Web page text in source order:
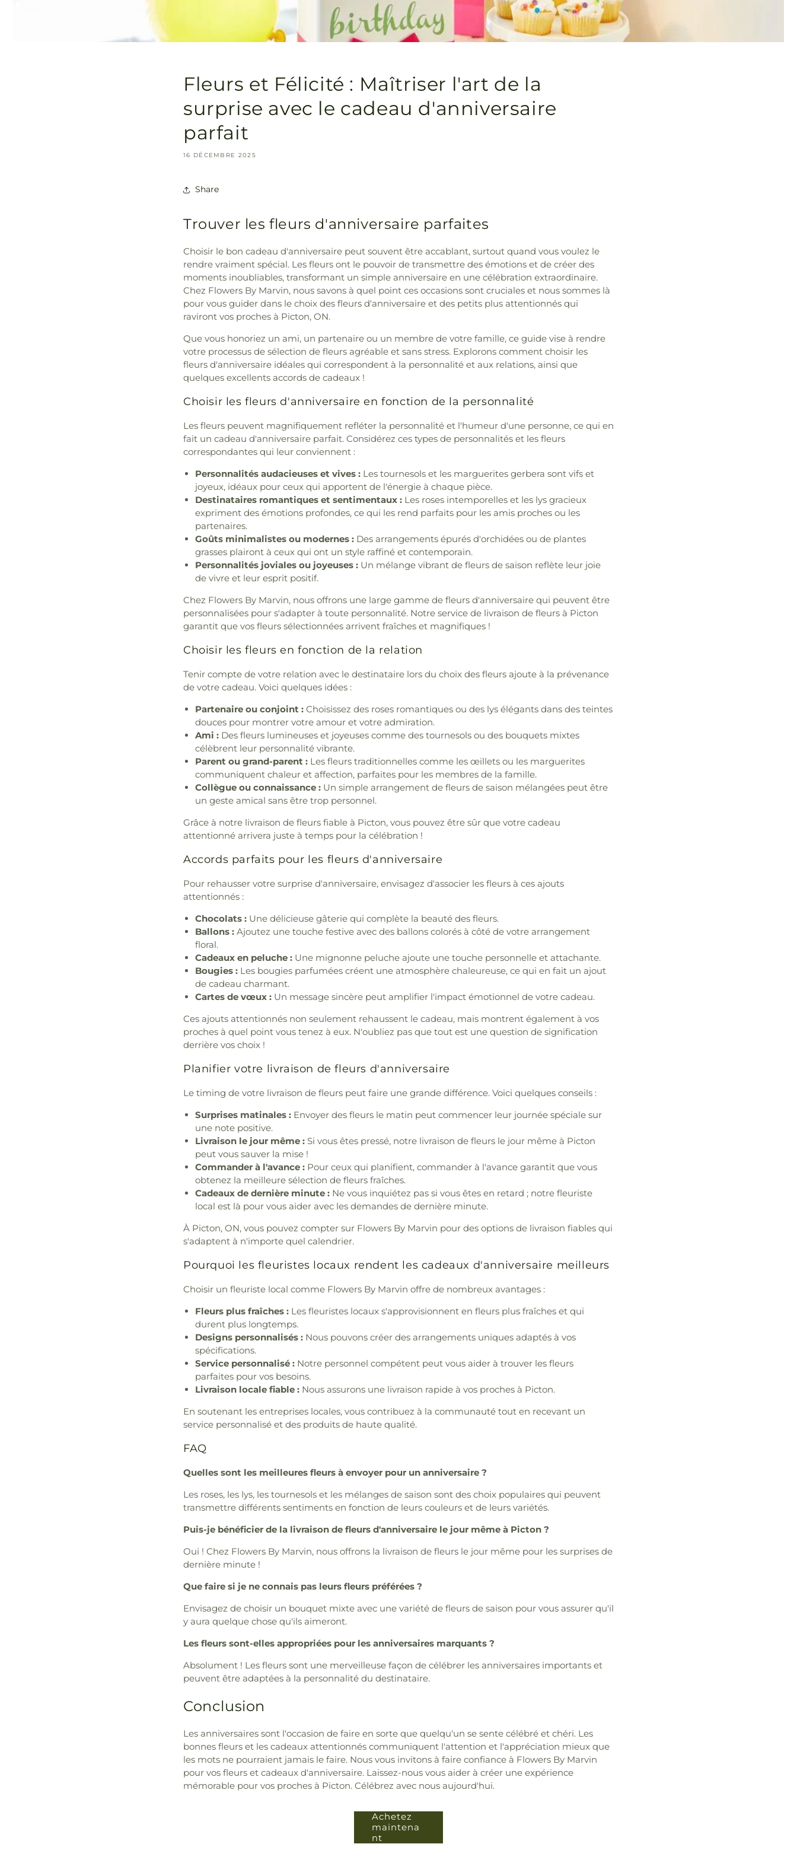
Fleurs et Félicité : Maîtriser l'art de la
surprise avec le cadeau d'anniversaire
parfait
16 DÉCEMBRE 2025
Share
Trouver les fleurs d'anniversaire parfaites
Choisir le bon cadeau d'anniversaire peut souvent être accablant, surtout quand vous voulez le
rendre vraiment spécial. Les fleurs ont le pouvoir de transmettre des émotions et de créer des
moments inoubliables, transformant un simple anniversaire en une célébration extraordinaire.
Chez Flowers By Marvin, nous savons à quel point ces occasions sont cruciales et nous sommes là
pour vous guider dans le choix des fleurs d'anniversaire et des petits plus attentionnés qui
raviront vos proches à Picton, ON.
Que vous honoriez un ami, un partenaire ou un membre de votre famille, ce guide vise à rendre
votre processus de sélection de fleurs agréable et sans stress. Explorons comment choisir les
fleurs d'anniversaire idéales qui correspondent à la personnalité et aux relations, ainsi que
quelques excellents accords de cadeaux !
Choisir les fleurs d'anniversaire en fonction de la personnalité
Les fleurs peuvent magnifiquement refléter la personnalité et l'humeur d'une personne, ce qui en
fait un cadeau d'anniversaire parfait. Considérez ces types de personnalités et les fleurs
correspondantes qui leur conviennent :
Personnalités audacieuses et vives : Les tournesols et les marguerites gerbera sont vifs et
joyeux, idéaux pour ceux qui apportent de l'énergie à chaque pièce.
Destinataires romantiques et sentimentaux : Les roses intemporelles et les lys gracieux
expriment des émotions profondes, ce qui les rend parfaits pour les amis proches ou les
partenaires.
Goûts minimalistes ou modernes : Des arrangements épurés d'orchidées ou de plantes
grasses plairont à ceux qui ont un style raffiné et contemporain.
Personnalités joviales ou joyeuses : Un mélange vibrant de fleurs de saison reflète leur joie
de vivre et leur esprit positif.
Chez Flowers By Marvin, nous offrons une large gamme de fleurs d'anniversaire qui peuvent être
personnalisées pour s'adapter à toute personnalité. Notre service de livraison de fleurs à Picton
garantit que vos fleurs sélectionnées arrivent fraîches et magnifiques !
Choisir les fleurs en fonction de la relation
Tenir compte de votre relation avec le destinataire lors du choix des fleurs ajoute à la prévenance
de votre cadeau. Voici quelques idées :
Partenaire ou conjoint : Choisissez des roses romantiques ou des lys élégants dans des teintes
douces pour montrer votre amour et votre admiration.
Ami : Des fleurs lumineuses et joyeuses comme des tournesols ou des bouquets mixtes
célèbrent leur personnalité vibrante.
Parent ou grand-parent : Les fleurs traditionnelles comme les œillets ou les marguerites
communiquent chaleur et affection, parfaites pour les membres de la famille.
Collègue ou connaissance : Un simple arrangement de fleurs de saison mélangées peut être
un geste amical sans être trop personnel.
Grâce à notre livraison de fleurs fiable à Picton, vous pouvez être sûr que votre cadeau
attentionné arrivera juste à temps pour la célébration !
Accords parfaits pour les fleurs d'anniversaire
Pour rehausser votre surprise d'anniversaire, envisagez d'associer les fleurs à ces ajouts
attentionnés :
Chocolats : Une délicieuse gâterie qui complète la beauté des fleurs.
Ballons : Ajoutez une touche festive avec des ballons colorés à côté de votre arrangement
floral.
Cadeaux en peluche : Une mignonne peluche ajoute une touche personnelle et attachante.
Bougies : Les bougies parfumées créent une atmosphère chaleureuse, ce qui en fait un ajout
de cadeau charmant.
Cartes de vœux : Un message sincère peut amplifier l'impact émotionnel de votre cadeau.
Ces ajouts attentionnés non seulement rehaussent le cadeau, mais montrent également à vos
proches à quel point vous tenez à eux. N'oubliez pas que tout est une question de signification
derrière vos choix !
Planifier votre livraison de fleurs d'anniversaire
Le timing de votre livraison de fleurs peut faire une grande différence. Voici quelques conseils :
Surprises matinales : Envoyer des fleurs le matin peut commencer leur journée spéciale sur
une note positive.
Livraison le jour même : Si vous êtes pressé, notre livraison de fleurs le jour même à Picton
peut vous sauver la mise !
Commander à l'avance : Pour ceux qui planifient, commander à l'avance garantit que vous
obtenez la meilleure sélection de fleurs fraîches.
Cadeaux de dernière minute : Ne vous inquiétez pas si vous êtes en retard ; notre fleuriste
local est là pour vous aider avec les demandes de dernière minute.
À Picton, ON, vous pouvez compter sur Flowers By Marvin pour des options de livraison fiables qui
s'adaptent à n'importe quel calendrier.
Pourquoi les fleuristes locaux rendent les cadeaux d'anniversaire meilleurs
Choisir un fleuriste local comme Flowers By Marvin offre de nombreux avantages :
Fleurs plus fraîches : Les fleuristes locaux s'approvisionnent en fleurs plus fraîches et qui
durent plus longtemps.
Designs personnalisés : Nous pouvons créer des arrangements uniques adaptés à vos
spécifications.
Service personnalisé : Notre personnel compétent peut vous aider à trouver les fleurs
parfaites pour vos besoins.
Livraison locale fiable : Nous assurons une livraison rapide à vos proches à Picton.
En soutenant les entreprises locales, vous contribuez à la communauté tout en recevant un
service personnalisé et des produits de haute qualité.
FAQ
Quelles sont les meilleures fleurs à envoyer pour un anniversaire ?
Les roses, les lys, les tournesols et les mélanges de saison sont des choix populaires qui peuvent
transmettre différents sentiments en fonction de leurs couleurs et de leurs variétés.
Puis-je bénéficier de la livraison de fleurs d'anniversaire le jour même à Picton ?
Oui ! Chez Flowers By Marvin, nous offrons la livraison de fleurs le jour même pour les surprises de
dernière minute !
Que faire si je ne connais pas leurs fleurs préférées ?
Envisagez de choisir un bouquet mixte avec une variété de fleurs de saison pour vous assurer qu'il
y aura quelque chose qu'ils aimeront.
Les fleurs sont-elles appropriées pour les anniversaires marquants ?
Absolument ! Les fleurs sont une merveilleuse façon de célébrer les anniversaires importants et
peuvent être adaptées à la personnalité du destinataire.
Conclusion
Les anniversaires sont l'occasion de faire en sorte que quelqu'un se sente célébré et chéri. Les
bonnes fleurs et les cadeaux attentionnés communiquent l'attention et l'appréciation mieux que
les mots ne pourraient jamais le faire. Nous vous invitons à faire confiance à Flowers By Marvin
pour vos fleurs et cadeaux d'anniversaire. Laissez-nous vous aider à créer une expérience
mémorable pour vos proches à Picton. Célébrez avec nous aujourd'hui.
Achetez
maintena
nt